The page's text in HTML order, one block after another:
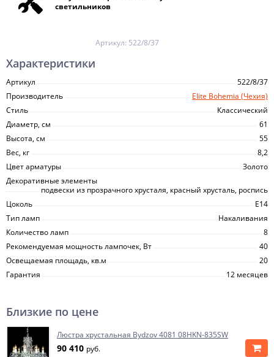
светильников
Артикул: 522/8/37
Характеристики
Артикул
522/8/37
Производитель
Elite Bohemia (Чехия)
Стиль
Классический
Диаметр, см
61
Высота, см
55
Вес, кг
8,2
Цвет арматуры
Золото
Декоративные элементы
подвески из прозрачного хрусталя, красный хрусталь, роспись
Цоколь
E14
Тип ламп
Накаливания
Количество ламп
8
Рекомендуемая мощность лампочек, Вт
40
Освещаемая площадь, кв.м
20
Гарантия
12 месяцев
Близкие по цене
Люстра хрустальная Bydzov 4081 08HKN-835SW
90 410 руб.